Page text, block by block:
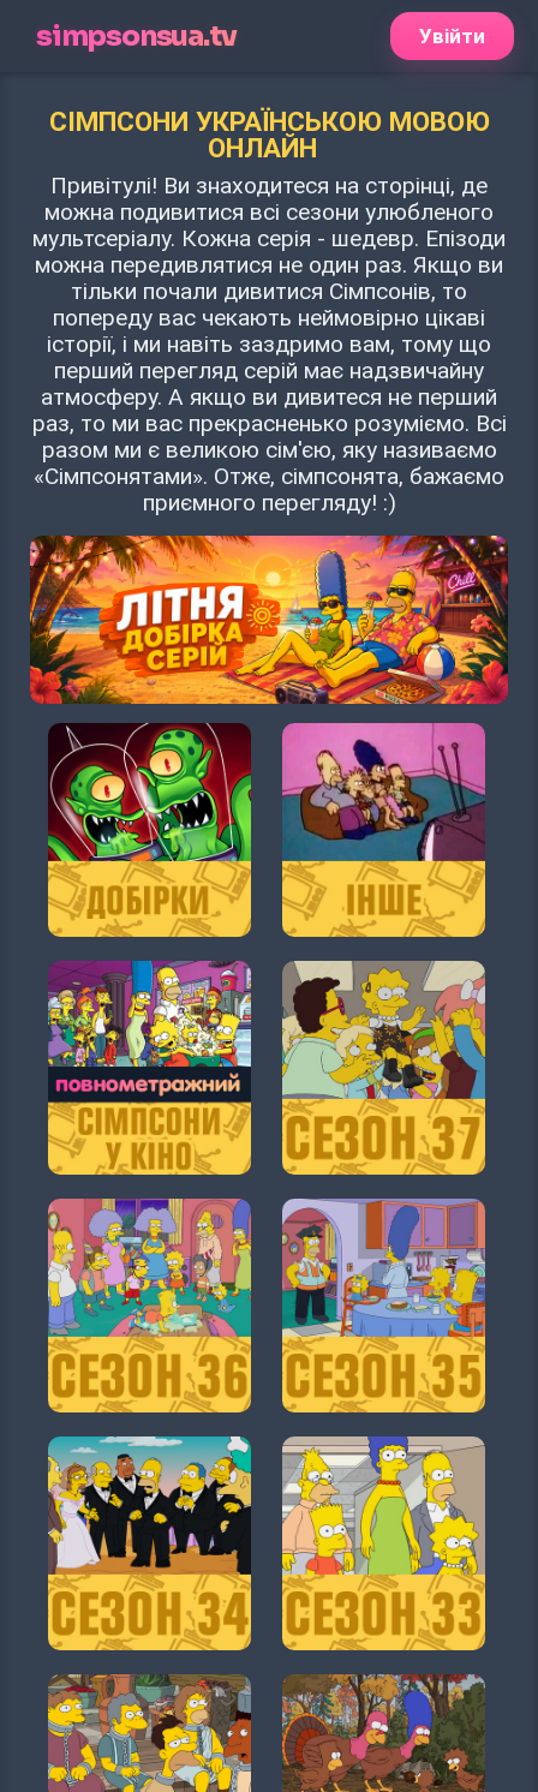
simpsonsua.tv Увійти
СІМПСОНИ УКРАЇНСЬКОЮ МОВОЮ
ОНЛАЙН
Привітулі! Ви знаходитеся на сторінці, де
можна подивитися всі сезони улюбленого
мультсеріалу. Кожна серія - шедевр. Епізоди
можна передивлятися не один раз. Якщо ви
тільки почали дивитися Сімпсонів, то
попереду вас чекають неймовірно цікаві
історії, і ми навіть заздримо вам, тому що
перший перегляд серій має надзвичайну
атмосферу. А якщо ви дивитеся не перший
раз, то ми вас прекрасненько розуміємо. Всі
разом ми є великою сім'єю, яку називаємо
«Сімпсонятами». Отже, сімпсонята, бажаємо
приємного перегляду! :)